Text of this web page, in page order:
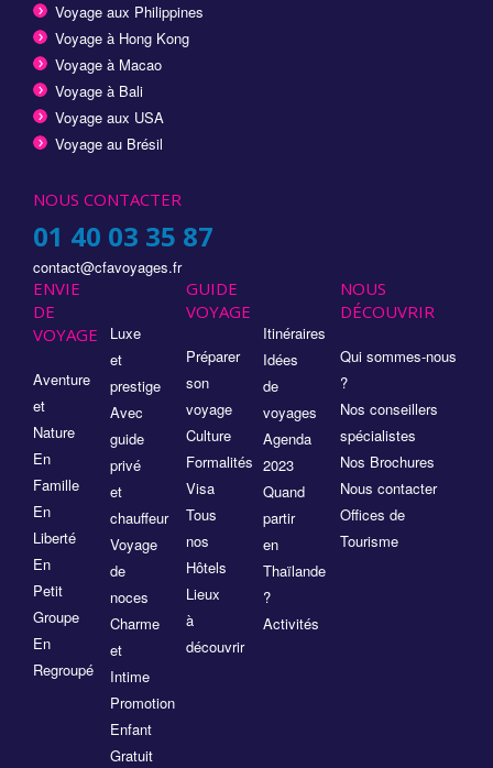
Voyage aux Philippines
Voyage à Hong Kong
Voyage à Macao
Voyage à Bali
Voyage aux USA
Voyage au Brésil
NOUS CONTACTER
01 40 03 35 87
contact@cfavoyages.fr
ENVIE
DE
VOYAGE
Aventure
et
Nature
En
Famille
En
Liberté
En
Petit
Groupe
En
Regroupé
Luxe
et
prestige
Avec
guide
privé
et
chauffeur
Voyage
de
noces
Charme
et
Intime
Promotion
Enfant
Gratuit
GUIDE
VOYAGE
Préparer
son
voyage
Culture
Formalités
Visa
Tous
nos
Hôtels
Lieux
à
découvrir
Itinéraires
Idées
de
voyages
Agenda
2023
Quand
partir
en
Thaïlande
?
Activités
NOUS
DÉCOUVRIR
Qui sommes-nous
?
Nos conseillers
spécialistes
Nos Brochures
Nous contacter
Offices de
Tourisme